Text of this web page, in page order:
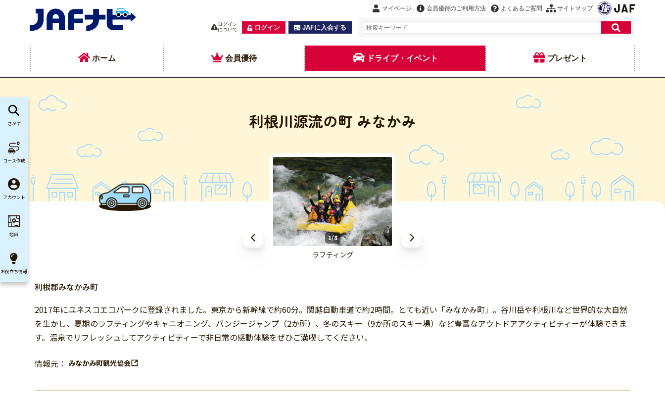
マイページ 会員優待のご利用方法 よくあるご質問 サイトマップ
ログイン
について
ログイン JAFに入会する
ホーム 会員優待 ドライブ・イベント プレゼント
利根川源流の町 みなかみ
1/8
ラフティング
利根郡みなかみ町
2017年にユネスコエコパークに登録されました。東京から新幹線で約60分。関越自動車道で約2時間。とても近い「みなかみ町」。谷川岳や利根川など世界的な大自然
を生かし、夏期のラフティングやキャニオニング、バンジージャンプ（2か所）、冬のスキー（9か所のスキー場）など豊富なアウトドアアクティビティーが体験できま
す。温泉でリフレッシュしてアクティビティーで非日常の感動体験をぜひご満喫してください。
情報元： みなかみ町観光協会
さがす
コース作成
アカウント
地図
お役立ち情報